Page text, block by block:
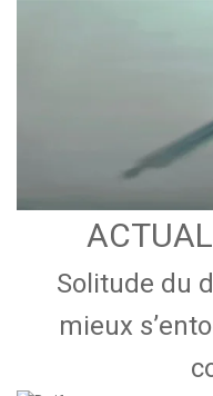
Solitude du
mieux